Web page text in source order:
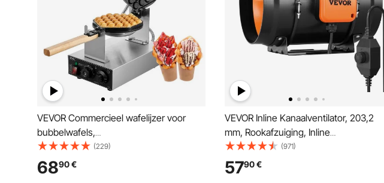
VEVOR Commercieel wafelijzer voor
bubbelwafels,
eierpannenkoekenmachine 1400 W,
roestvrijstalen wafelijzer met
antiaanbaklaag, temperatuur- en
(229)
6890€
VEVOR Inline Kanaalventilator, 203,2
mm, Rookafzuiging, Inline
Kanaalventilator met Variabele
Snelheidsregelaar, Stille Afzuigventilator
met AC-motor voor Koelboosters,
(971)
5790€